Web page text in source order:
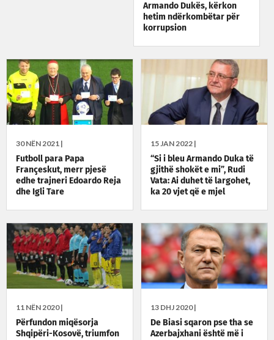
Armando Dukës, kërkon
hetim ndërkombëtar për
korrupsion
15 JAN 2022 |
“Si i bleu Armando Duka të
gjithë shokët e mi”, Rudi
Vata: Ai duhet të largohet,
ka 20 vjet që e mjel
30 NËN 2021 |
Futboll para Papa
Françeskut, merr pjesë
edhe trajneri Edoardo Reja
dhe Igli Tare
13 DHJ 2020 |
De Biasi sqaron pse tha se
Azerbajxhani është më i
11 NËN 2020 |
Përfundon miqësorja
Shqipëri-Kosovë, triumfon